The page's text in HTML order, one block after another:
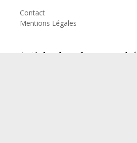
Contact
Mentions Légales
Articles les plus consultés